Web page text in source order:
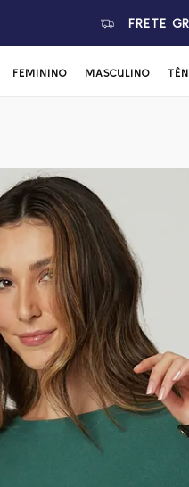
FRETE
FEMININO MASCULINO